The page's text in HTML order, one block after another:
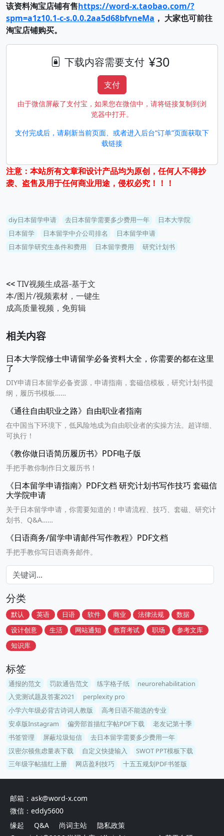
该资料淘宝店铺有售https://word-x.taobao.com/?
spm=a1z10.1-c-s.0.0.2aa5d68bfvneMa ， 大家也可前往
淘宝店铺购买。
下载内容需要支付 ¥30
支付
由于微信屏蔽了支付宝，如果您在微信中，请将链接复制到浏
览器中打开。
支付完成后，请刷新当前页面、或者进入后台“订单”页面获取下
载链接
注意：本站所有文章和设计产品均为原创，任何人不得抄
袭、盗售及用于任何商业用途，侵权必究！！！
diy日本留学申请 去日本留学需要多少费用一年
日本大学院
日本留学
日本留学中介公司排名
日本留学申请
日本留学研究生条件和费用
日本留学费用 研究计划书
<<TIV视频生成器-基于文
本/图片/视频素材，一键生
成高质量视频，免剪辑
相关内容
日本大学院修士申请留学必备资料大全，你需要的都在这里
了
DIY申请日本留学必备资源，申请指南，套磁信模板，研究计划书提
纲，履历书模板……
《通往自由职业之路》自由职业者指南
在中国当下环境下，低风险地成为自由职业者的实操方法。超详细、
可执行！
《教你做日语简历履历书》PDF电子版
手把手教你制作日文履历书！
《日本留学申请指南》PDF文档 研究计划书写作技巧 套磁信
大学院申请
关于日本留学申请，你需要知道的！申请流程、技巧、套磁、研究计
划书、Q&A……
《日语商务/留学申请邮件写作教程》PDF文档
手把手教你写日语商务邮件。
分类
默认 英语 日语 软件 商业 法律法规
数据
设计创意
生活 网站通知 教育考试 职场
参考文库
知识库
标签
通报的范文 罚款通告范文 练字格子纸
neurorehabilitation
入党测试题及答案2021
perplexity pro
小学六年级必背古诗词人教版
高考日语不能选的专业
安卓版Instagram
偏旁部首描红字帖PDF下载
老友记第十季
书签管理
屏蔽垃圾短信
去日本留学需要多少费用一年
汉密尔顿焦虑量表下载
自定义快捷输入
SWOT PPT模板下载
三年级字帖描红上册
网店盈利技巧 十五五规划PDF书签版
邮箱：ask@word-x.com
微信：eddy5600
缘起
Q&A 尚词主站
隐私政策